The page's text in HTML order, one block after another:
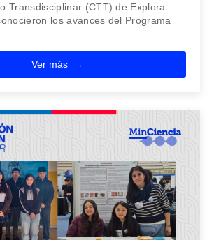
Transdisciplinar (CTT) de Explora
los avances del Programa
Ver más